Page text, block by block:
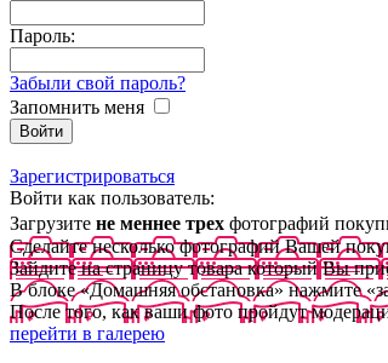
Пароль:
Забыли свой пароль?
Запомнить меня
Зарегистрироваться
Войти как пользователь:
Загрузите не меннее трех фотографий
Сделайте несколько фотографий Вашей
Зайдите на страницу товара который Вы
В блоке «Домашняя обстановка» нажмите
После того, как ваши фото пройдут
перейти в галерею